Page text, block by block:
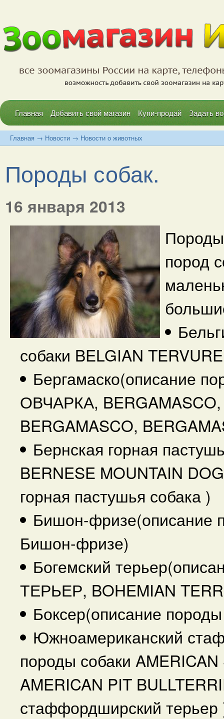
Главная Добавить свой магазин Купи-продай Задать
Главная → Новости → Новости о животных
Породы собак.
16 января 2013
пород
собаки BELGIAN
Бергамаско(описание
ОВЧАРКА, BERGAMASCO,
BERGAMASCO,
Бернская горная
BERNESE MOUNTAIN
горная пастушья собака )
Бишон-фризе(описание
Бишон-фризе)
Богемский
ТЕРЬЕР, BOHEMIAN
Боксер(описание
Южноамериканский
породы собаки
AMERICAN PIT
стаффордширский терьер